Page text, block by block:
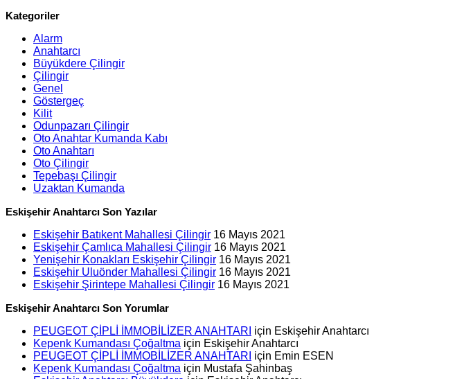
Kategoriler
Alarm
Anahtarcı
Büyükdere Çilingir
Çilingir
Genel
Göstergeç
Kilit
Odunpazarı Çilingir
Oto Anahtar Kumanda Kabı
Oto Anahtarı
Oto Çilingir
Tepebaşı Çilingir
Uzaktan Kumanda
Eskişehir Anahtarcı Son Yazılar
Eskişehir Batıkent Mahallesi Çilingir 16 Mayıs 2021
Eskişehir Çamlıca Mahallesi Çilingir 16 Mayıs 2021
Yenişehir Konakları Eskişehir Çilingir 16 Mayıs 2021
Eskişehir Uluönder Mahallesi Çilingir 16 Mayıs 2021
Eskişehir Şirintepe Mahallesi Çilingir 16 Mayıs 2021
Eskişehir Anahtarcı Son Yorumlar
PEUGEOT ÇİPLİ İMMOBİLİZER ANAHTARI için Eskişehir Anahtarcı
Kepenk Kumandası Çoğaltma için Eskişehir Anahtarcı
PEUGEOT ÇİPLİ İMMOBİLİZER ANAHTARI için Emin ESEN
Kepenk Kumandası Çoğaltma için Mustafa Şahinbaş